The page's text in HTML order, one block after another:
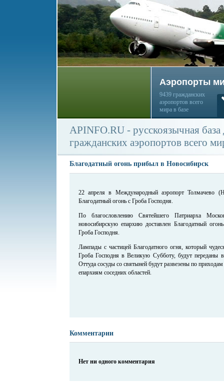
Аэропорты
9439 гражданских
аэропортов всего
мира в базе
APINFO.RU - русскоязычная
гражданских аэропортов всего
Благодатный огонь прибыл в Новосибирск
22 апреля в Международный аэропорт Толмачево
Благодатный огонь с Гроба Господня.
По благословлению Святейшего Патриарха
новосибирскую епархию доставлен Благодатный
Гроба Господня.
Лампады с частицей Благодатного огня, который
Гроба Господня в Великую Субботу, будут переданы
Оттуда сосуды со святыней будут развезены по
епархиям соседних областей.
Комментарии
Нет ни одного комментария